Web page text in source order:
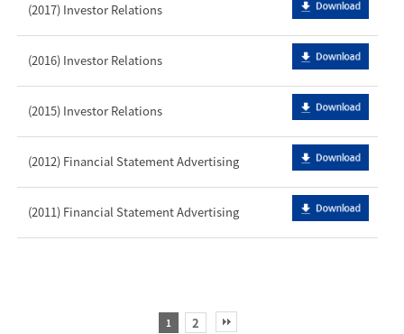
(2017) Investor Relations
(2016) Investor Relations
(2015) Investor Relations
(2012) Financial Statement Advertising
(2011) Financial Statement Advertising
1 2